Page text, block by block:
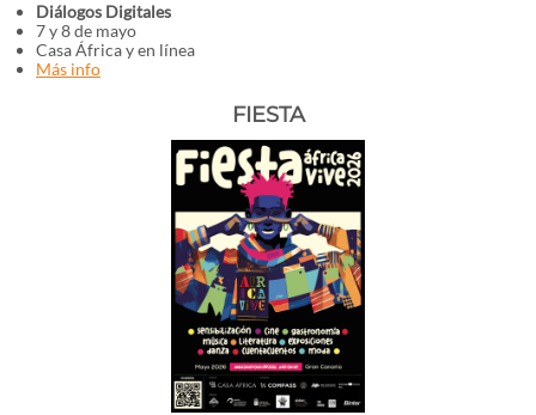
Diálogos Digitales
7 y 8 de mayo
Casa África y en línea
Más info
FIESTA